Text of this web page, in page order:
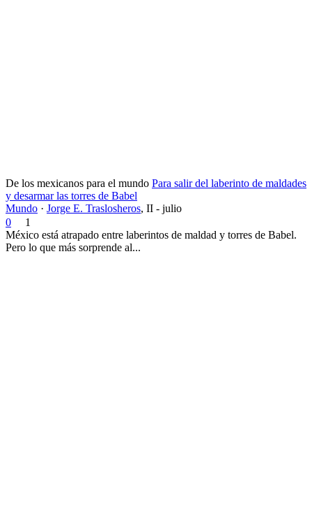
De los mexicanos para el mundo Para salir del laberinto de maldades
y desarmar las torres de Babel
Mundo · Jorge E. Traslosheros, II - julio
0
1
México está atrapado entre laberintos de maldad y torres de Babel.
Pero lo que más sorprende al...